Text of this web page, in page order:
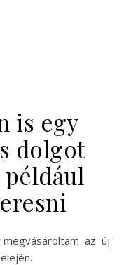
is egy
dolgot